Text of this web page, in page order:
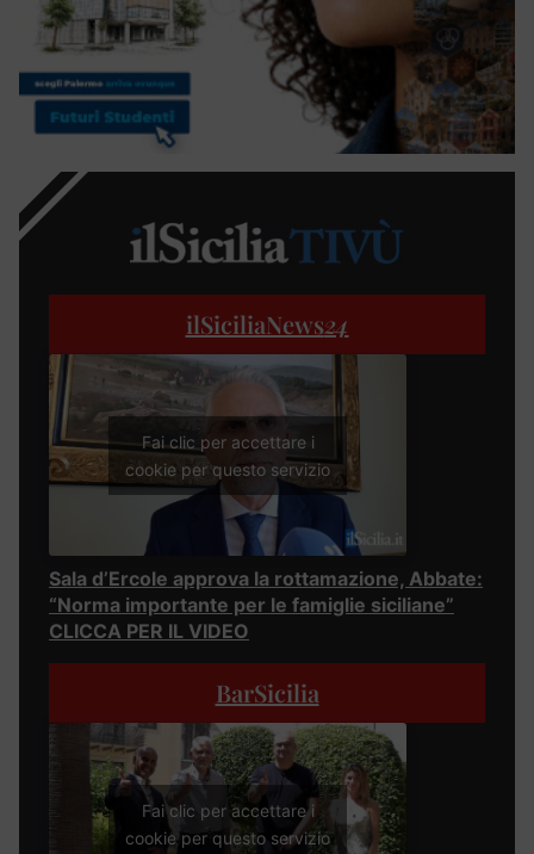
ilSiciliaNews24
Fai clic per accettare i
cookie per questo servizio
Sala d’Ercole approva la rottamazione, Abbate:
“Norma importante per le famiglie siciliane”
CLICCA PER IL VIDEO
BarSicilia
Fai clic per accettare i
cookie per questo servizio